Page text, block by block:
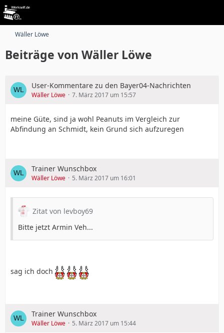
Wäller Löwe
Beiträge von Wäller Löwe
User-Kommentare zu den Bayer04-Nachrichten
Wäller Löwe 7. März 2017 um 15:57
meine Güte, sind ja wohl Peanuts im Vergleich zur
Abfindung an Schmidt, kein Grund sich aufzuregen
Trainer Wunschbox
Wäller Löwe 5. März 2017 um 16:01
Zitat von levboy69
Bitte jetzt Armin Veh...
sag ich doch
Trainer Wunschbox
Wäller Löwe 5. März 2017 um 15:44